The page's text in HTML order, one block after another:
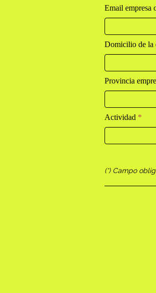
Email empresa
Domicilio de la
Provincia
Actividad *
(*) Campo